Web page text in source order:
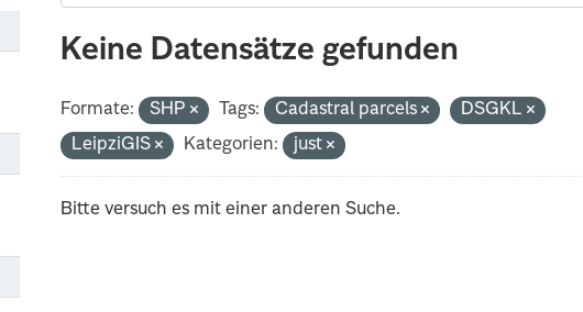
Keine Datensätze gefunden
Formate: SHP Tags: Cadastral parcels
DSGKL
LeipziGIS
Kategorien: just
Bitte versuch es mit einer anderen Suche.